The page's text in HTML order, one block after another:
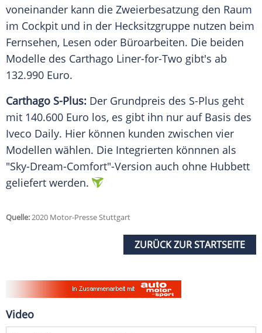
voneinander kann die Zweierbesatzung den Raum
im Cockpit und in der Hecksitzgruppe nutzen beim
Fernsehen, Lesen oder Büroarbeiten. Die beiden
Modelle des Carthago Liner-for-Two gibt's ab
132.990 Euro.
Carthago S-Plus: Der Grundpreis des S-Plus geht
mit 140.600 Euro los, es gibt ihn nur auf Basis des
Iveco Daily. Hier können kunden zwischen vier
Modellen wählen. Die Integrierten könnnen als
"Sky-Dream-Comfort"-Version auch ohne Hubbett
geliefert werden.
Quelle:2020 Motor-Presse Stuttgart
ZURÜCK ZUR STARTSEITE
Video